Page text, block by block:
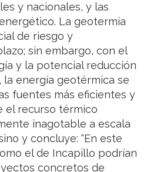
y nacionales, y las
La geotermia
de riesgo y
sin embargo, con el
y la potencial reducción
energía geotérmica se
fuentes más eficientes y
el recurso térmico
inagotable a escala
y concluye: “En este
el de Incapillo podrían
concretos de